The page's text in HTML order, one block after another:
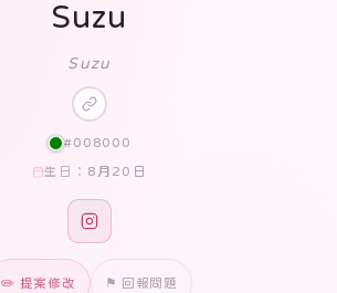
Suzu
Suzu
#008000
生日： 8月20日
✏️ 提案修改 ⚑ 回報問題